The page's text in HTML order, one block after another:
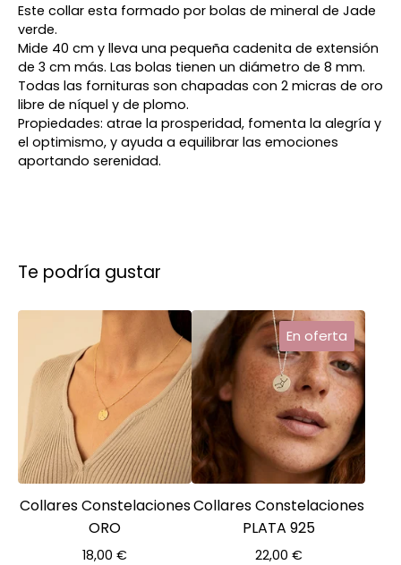
Este collar esta formado por bolas de mineral de Jade
verde.
Mide 40 cm y lleva una pequeña cadenita de extensión
de 3 cm más. Las bolas tienen un diámetro de 8 mm.
Todas las fornituras son chapadas con 2 micras de oro
libre de níquel y de plomo.
Propiedades: atrae la prosperidad, fomenta la alegría y
el optimismo, y ayuda a equilibrar las emociones
aportando serenidad.
Te podría gustar
Collares Constelaciones
ORO
18,00 €
En oferta
Collares Constelaciones
PLATA 925
22,00 €